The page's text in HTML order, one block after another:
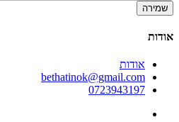
שמירה
אודות
אודות
bethatinok@gmail.com
0723943197